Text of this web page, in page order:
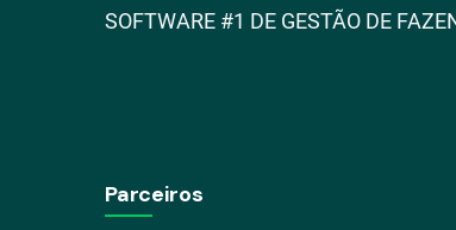
SOFTWARE #1 DE GESTÃO DE
Parceiros